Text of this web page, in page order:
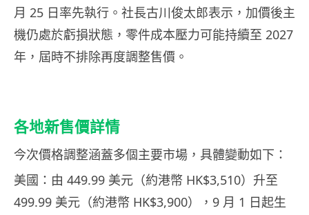
月 25 日率先執行。社長古川俊太郎表示，加價後主
機仍處於虧損狀態，零件成本壓力可能持續至 2027
年，屆時不排除再度調整售價。
各地新售價詳情
今次價格調整涵蓋多個主要市場，具體變動如下：
美國：由 449.99 美元（約港幣 HK$3,510）升至
499.99 美元（約港幣 HK$3,900），9 月 1 日起生